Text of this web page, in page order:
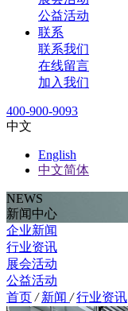
公益活动
联系
联系我们
在线留言
加入我们
400-900-9093
中文
English
中文简体
NEWS
新闻中心
企业新闻
行业资讯
展会活动
公益活动
首页 / 新闻 / 行业资讯